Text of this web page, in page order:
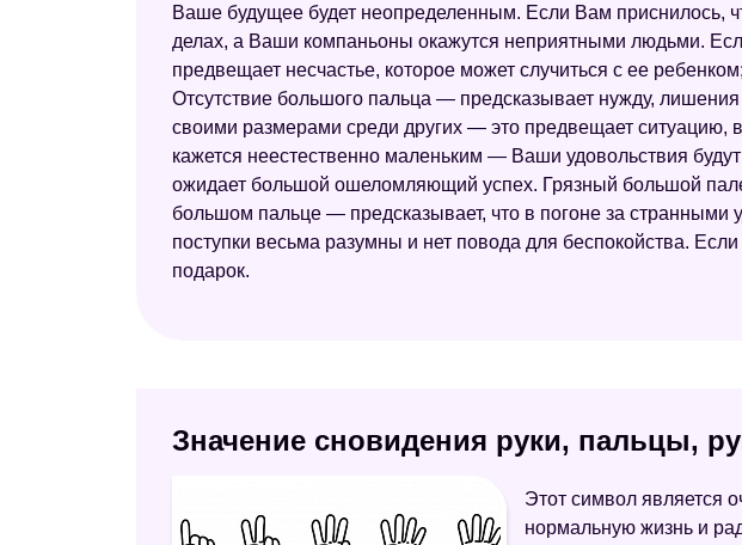
Ваше будущее будет неопределенным. Если Вам приснилось,
делах, а Ваши компаньоны окажутся неприятными людьми.
предвещает несчастье, которое может случиться с ее
Отсутствие большого пальца — предсказывает нужду,
своими размерами среди других — это предвещает
кажется неестественно маленьким — Ваши удовольствия
ожидает большой ошеломляющий успех. Грязный большой
большом пальце — предсказывает, что в погоне за
поступки весьма разумны и нет повода для беспокойства.
подарок.
Значение сновидения руки, пальцы,
Этот символ является
нормальную жизнь и